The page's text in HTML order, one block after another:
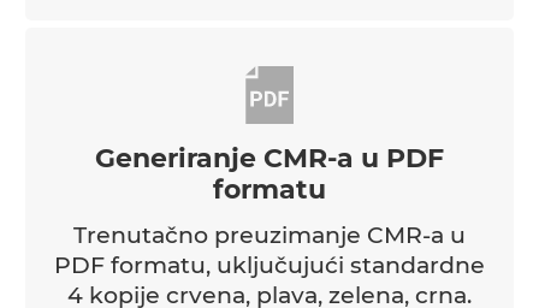
Generiranje CMR-a u PDF
formatu
Trenutačno preuzimanje CMR-a u
PDF formatu, uključujući standardne
4 kopije crvena, plava, zelena, crna.